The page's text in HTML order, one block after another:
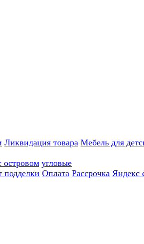
Ликвидация товара Мебель для
островом угловые
подделки Оплата Рассрочка Яндекс